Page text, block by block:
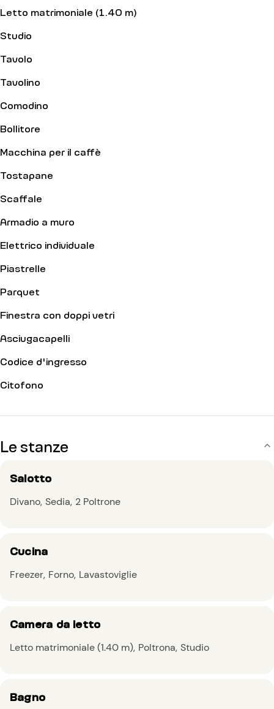
Letto matrimoniale (1.40 m)
Studio
Tavolo
Tavolino
Comodino
Bollitore
Macchina per il caffè
Tostapane
Scaffale
Armadio a muro
Elettrico individuale
Piastrelle
Parquet
Finestra con doppi vetri
Asciugacapelli
Codice d'ingresso
Citofono
Le stanze
Salotto
Divano Sedia 2 Poltrone
Cucina
Freezer Forno Lavastoviglie
Camera da letto
Letto matrimoniale (1.40 m) Poltrona Studio
Bagno